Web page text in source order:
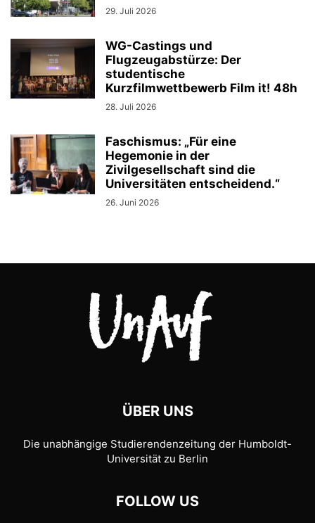
29. Juli 2026
WG-Castings und
Flugzeugabstürze: Der
studentische
Kurzfilmwettbewerb Film it! 48h
28. Juli 2026
Faschismus: „Für eine
Hegemonie in der
Zivilgesellschaft sind die
Universitäten entscheidend.“
26. Juni 2026
ÜBER UNS
Die unabhängige Studierendenzeitung der Humboldt-
Universität zu Berlin
FOLLOW US